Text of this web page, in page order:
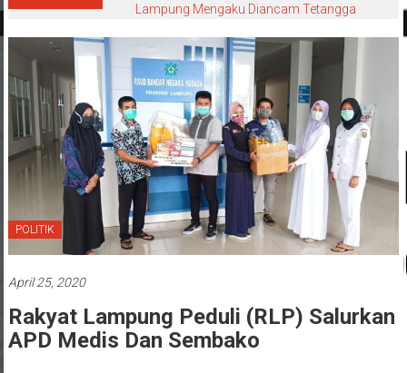
Lampung Mengaku Diancam Tetangga
POLITIK
April 25, 2020
Rakyat Lampung Peduli (RLP) Salurkan
APD Medis Dan Sembako